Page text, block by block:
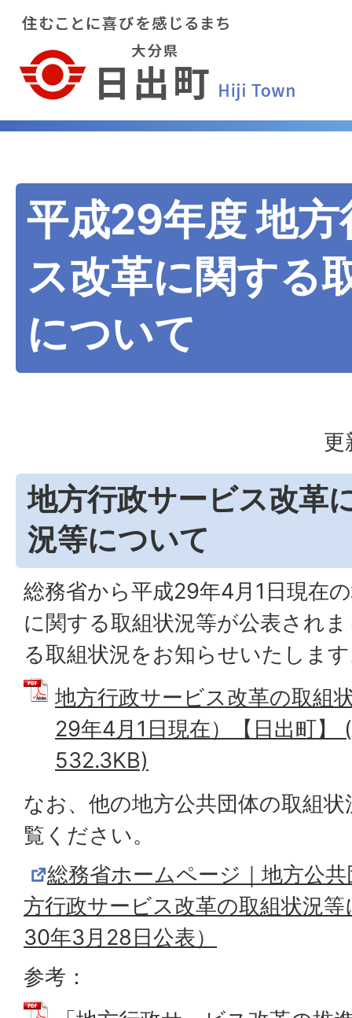
平成29年度 地
ス改革に関する
について
更
地方行政サービス改革
況等について
総務省から平成29年4月1日現在
に関する取組状況等が公表され
る取組状況をお知らせいたしま
地方行政サービス改革の取組
29年4月1日現在）【日出町】
532.3KB)
なお、他の地方公共団体の取組
覧ください。
総務省ホームページ｜地方公
方行政サービス改革の取組状況
30年3月28日公表）
参考：